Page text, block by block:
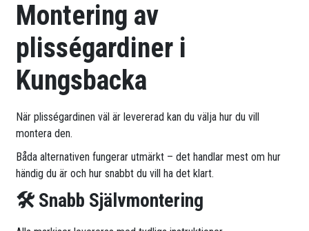
Montering av
plisségardiner i
Kungsbacka
När plisségardinen väl är levererad kan du välja hur du vill
montera den.
Båda alternativen fungerar utmärkt – det handlar mest om hur
händig du är och hur snabbt du vill ha det klart.
🛠 Snabb Självmontering